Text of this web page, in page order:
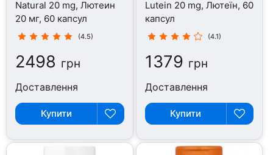
Natural 20 mg, Лютеин
20 мг, 60 капсул
(4.5)
2498 грн
Доставлення
Купити
Lutein 20 mg, Лютеїн, 60
капсул
(4.1)
1379 грн
Доставлення
Купити